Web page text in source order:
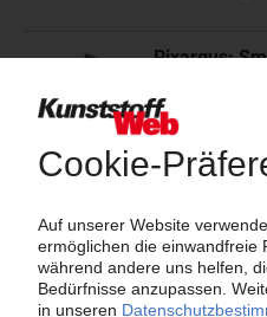
Pixargus:
Mit der Inline-
XLine für die
verfolgt das
verringert werden.…18.12.2025
Hennecke: